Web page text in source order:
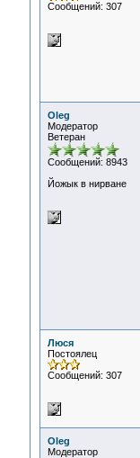
Сообщений: 307
Oleg
Модератор
Ветеран
Сообщений: 8943
Йожык в нирване
Люся
Постоялец
Сообщений: 307
Oleg
Модератор